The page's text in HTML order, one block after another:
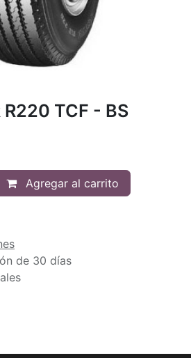
R220 TCF - BS
Agregar al carrito
de 30 días